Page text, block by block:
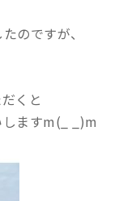
のですが、
くと
しますm(_ _)m